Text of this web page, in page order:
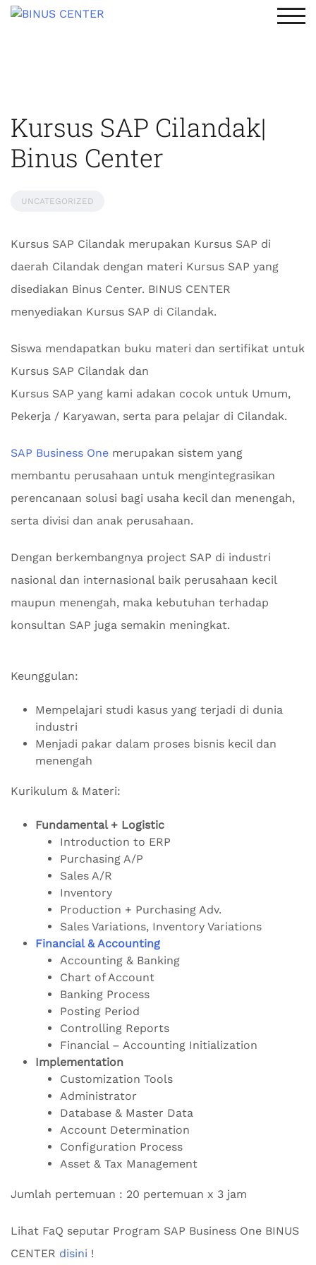
Kursus SAP Cilandak|
Binus Center
UNCATEGORIZED
Kursus SAP Cilandak merupakan Kursus SAP di
daerah Cilandak dengan materi Kursus SAP yang
disediakan Binus Center. BINUS CENTER
menyediakan Kursus SAP di Cilandak.
Siswa mendapatkan buku materi dan sertifikat untuk
Kursus SAP Cilandak dan
Kursus SAP yang kami adakan cocok untuk Umum,
Pekerja / Karyawan, serta para pelajar di Cilandak.
SAP Business One merupakan sistem yang
membantu perusahaan untuk mengintegrasikan
perencanaan solusi bagi usaha kecil dan menengah,
serta divisi dan anak perusahaan.
Dengan berkembangnya project SAP di industri
nasional dan internasional baik perusahaan kecil
maupun menengah, maka kebutuhan terhadap
konsultan SAP juga semakin meningkat.
Keunggulan:
Mempelajari studi kasus yang terjadi di dunia
industri
Menjadi pakar dalam proses bisnis kecil dan
menengah
Kurikulum & Materi:
Fundamental + Logistic
Introduction to ERP
Purchasing A/P
Sales A/R
Inventory
Production + Purchasing Adv.
Sales Variations, Inventory Variations
Financial & Accounting
Accounting & Banking
Chart of Account
Banking Process
Posting Period
Controlling Reports
Financial – Accounting Initialization
Implementation
Customization Tools
Administrator
Database & Master Data
Account Determination
Configuration Process
Asset & Tax Management
Jumlah pertemuan : 20 pertemuan x 3 jam
Lihat FaQ seputar Program SAP Business One BINUS
CENTER disini !